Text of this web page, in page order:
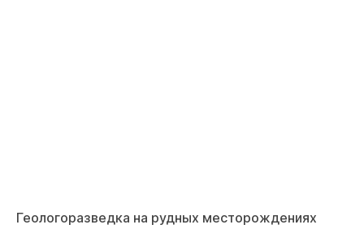
Геологоразведка на рудных месторождениях